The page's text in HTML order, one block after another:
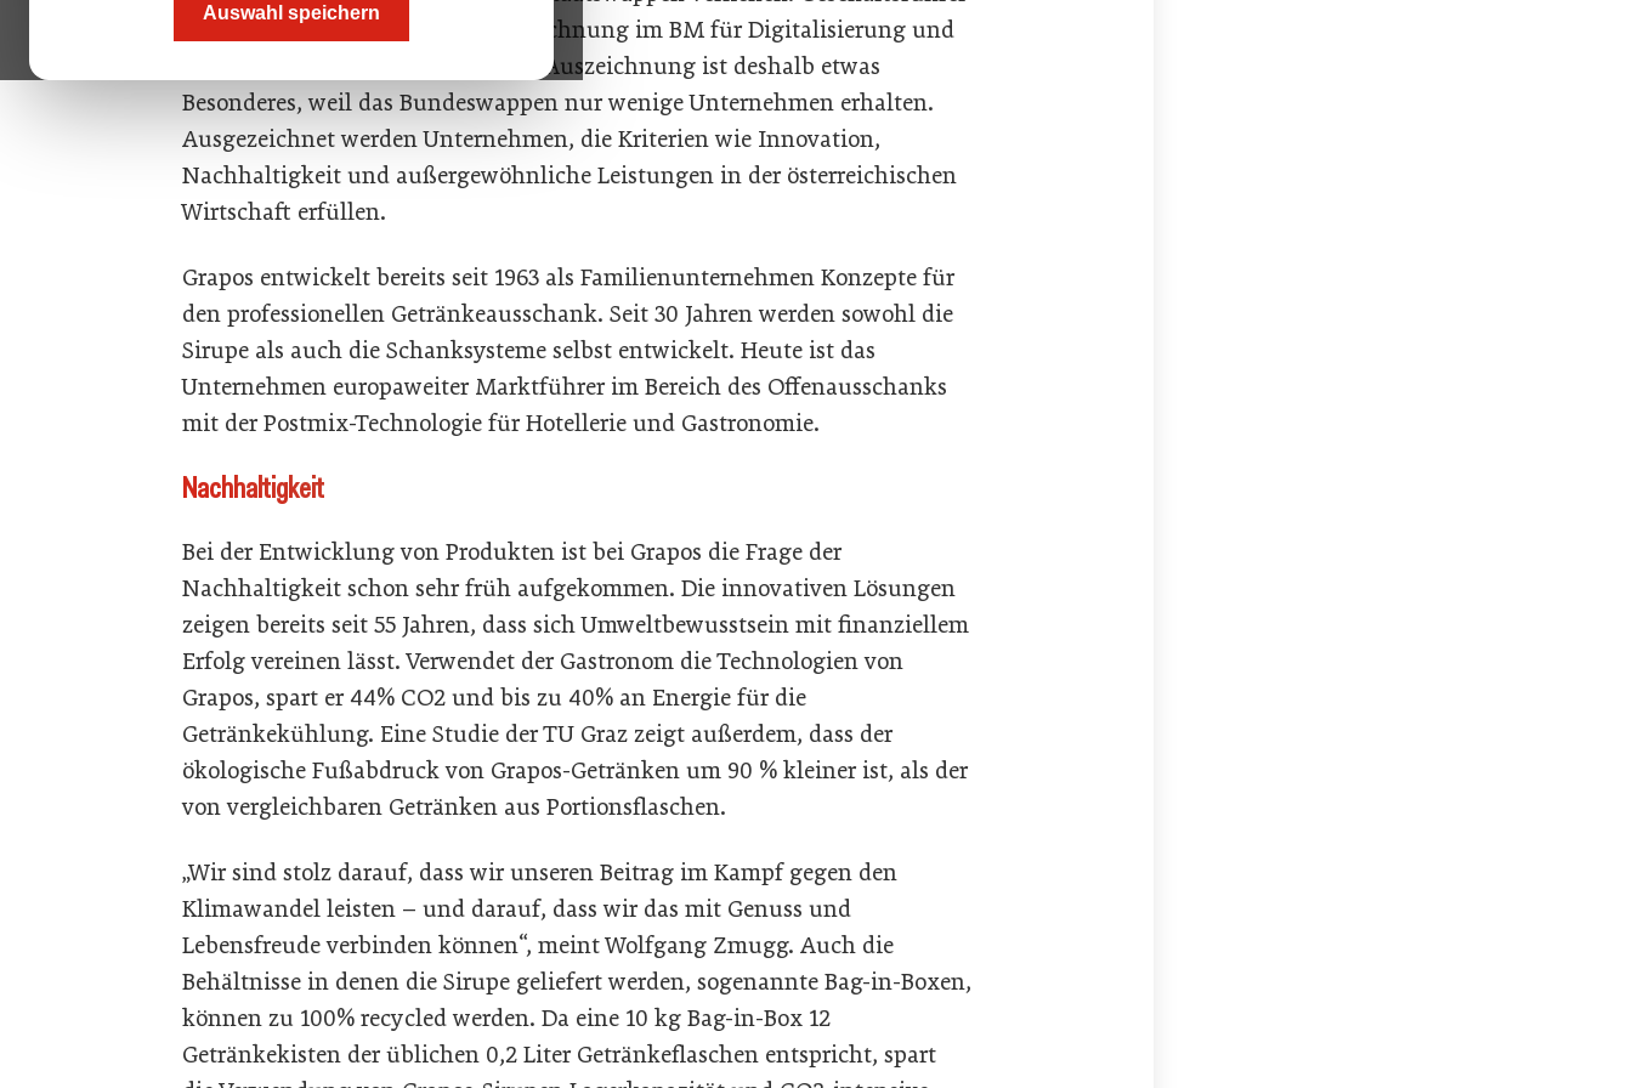
Auswahl speichern
Wolfgang Zmugg nahm die Auszeichnung im BM für Digitalisierung und
Wirtschaftsstandort entgegen. Die Auszeichnung ist deshalb etwas
Besonderes, weil das Bundeswappen nur wenige Unternehmen erhalten.
Ausgezeichnet werden Unternehmen, die Kriterien wie Innovation,
Nachhaltigkeit und außergewöhnliche Leistungen in der österreichischen
Wirtschaft erfüllen.
Grapos entwickelt bereits seit 1963 als Familienunternehmen Konzepte für
den professionellen Getränkeausschank. Seit 30 Jahren werden sowohl die
Sirupe als auch die Schanksysteme selbst entwickelt. Heute ist das
Unternehmen europaweiter Marktführer im Bereich des Offenausschanks
mit der Postmix-Technologie für Hotellerie und Gastronomie.
Nachhaltigkeit
Bei der Entwicklung von Produkten ist bei Grapos die Frage der
Nachhaltigkeit schon sehr früh aufgekommen. Die innovativen Lösungen
zeigen bereits seit 55 Jahren, dass sich Umweltbewusstsein mit finanziellem
Erfolg vereinen lässt. Verwendet der Gastronom die Technologien von
Grapos, spart er 44% CO2 und bis zu 40% an Energie für die
Getränkekühlung. Eine Studie der TU Graz zeigt außerdem, dass der
ökologische Fußabdruck von Grapos-Getränken um 90 % kleiner ist, als der
von vergleichbaren Getränken aus Portionsflaschen.
„Wir sind stolz darauf, dass wir unseren Beitrag im Kampf gegen den
Klimawandel leisten – und darauf, dass wir das mit Genuss und
Lebensfreude verbinden können“, meint Wolfgang Zmugg. Auch die
Behältnisse in denen die Sirupe geliefert werden, sogenannte Bag-in-Boxen,
können zu 100% recycled werden. Da eine 10 kg Bag-in-Box 12
Getränkekisten der üblichen 0,2 Liter Getränkeflaschen entspricht, spart